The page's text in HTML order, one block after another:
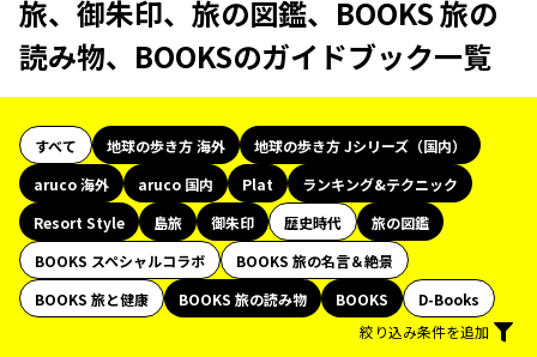
旅、御朱印、旅の図鑑、BOOKS 旅の
読み物、BOOKSのガイドブック一覧
すべて 地球の歩き方 海外
地球の歩き方 Jシリーズ（国内）
aruco 海外
aruco 国内 Plat
ランキング&テクニック
Resort Style
島旅 御朱印 歴史時代
旅の図鑑
BOOKS スペシャルコラボ
BOOKS 旅の名言＆絶景
BOOKS 旅と健康
BOOKS 旅の読み物 BOOKS
D-Books
絞り込み条件を追加